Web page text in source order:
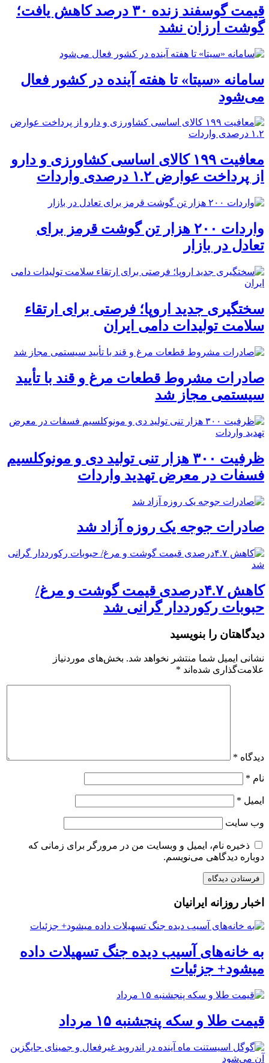
قیمت گوسفند زنده ۳۰ درصد کاهش یافت؛
گوشت ارزان نشد
سامانه «سیتا» تا هفته آینده در کشور فعال
می‌شود
معافیت ۱۹۹ کالای اساسی کشاورزی و دارو
از پرداخت عوارض ۱.۲ درصدی واردات
واردات ۲۰۰ هزار تن گوشت قرمز برای
تعادل در بازار
سختگیری جدید اروپا؛ فرصتی برای ارتقاء
سلامت تولیدات دامی ایران
صادرات مشروط قطعات مرغ و قند با تأیید
سیستمی مجاز شد
ظرفیت ۳۰۰ هزار تنی تولید دی و مونوکلسیم
فسفات در معرض تهدید واردات
صادرات جوجه یک روزه آزاد شد
کاهش ۴.۷درصدی قیمت گوشت و مرغ/
حبوبات رکورددار گرانی شد
دیدگاهتان را بنویسید
نشانی ایمیل شما منتشر نخواهد شد. بخش‌های موردنیاز
علامت‌گذاری شده‌اند *
دیدگاه *
نام *
ایمیل *
وب‌ سایت
ذخیره نام، ایمیل و وبسایت من در مرورگر برای زمانی که
دوباره دیدگاهی می‌نویسم.
اخبار روزانه ایرانیان
به خانه‌های آسیب دیده جنگ تسهیلات داده
میشود+ جزئیات
قیمت طلا و سکه پنجشنبه ۱۵ مرداد